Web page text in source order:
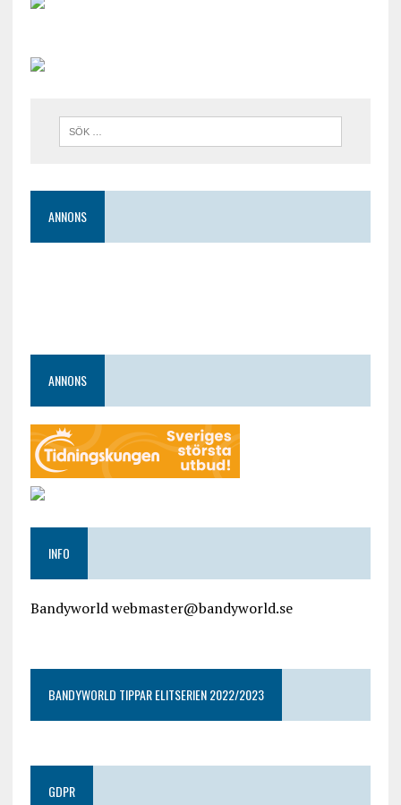
ANNONS
ANNONS
INFO
Bandyworld webmaster@bandyworld.se
BANDYWORLD TIPPAR ELITSERIEN 2022/2023
GDPR